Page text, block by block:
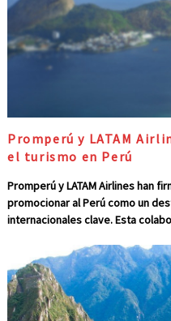
Promperú y LATAM
el turismo en Perú
Promperú y LATAM Airlines han
promocionar al Perú como un
internacionales clave. Esta
Estados Unidos y México, que
emisores de turistas hacia el
qué consiste esta alianza? La
publicitaria de alto impacto, que